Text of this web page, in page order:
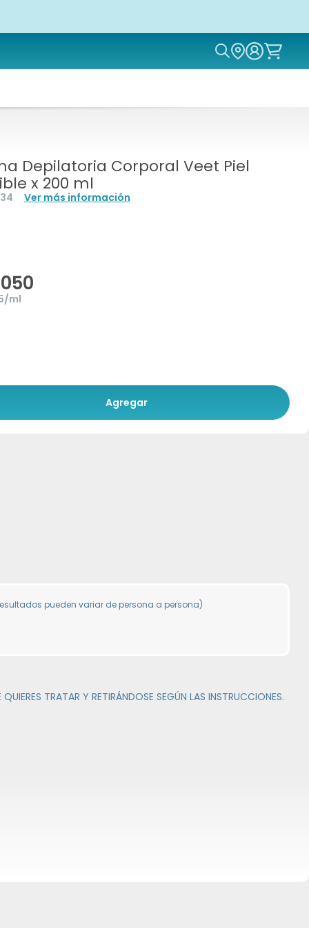
Icon of
Depilatoria Corporal Veet Piel
x 200 ml
Ver más información
ml
Agregar
pueden variar de persona a persona)
TRATAR Y RETIRÁNDOSE SEGÚN LAS INSTRUCCIONES.